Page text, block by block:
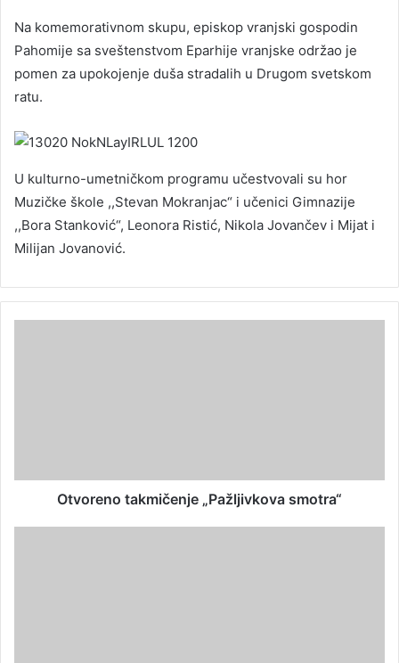
Na komemorativnom skupu, episkop vranjski gospodin
Pahomije sa sveštenstvom Eparhije vranjske održao je
pomen za upokojenje duša stradalih u Drugom svetskom
ratu.
U kulturno-umetničkom programu učestvovali su hor
Muzičke škole ,,Stevan Mokranjac“ i učenici Gimnazije
,,Bora Stanković“, Leonora Ristić, Nikola Jovančev i Mijat i
Milijan Jovanović.
Otvoreno takmičenje „Pažljivkova smotra“